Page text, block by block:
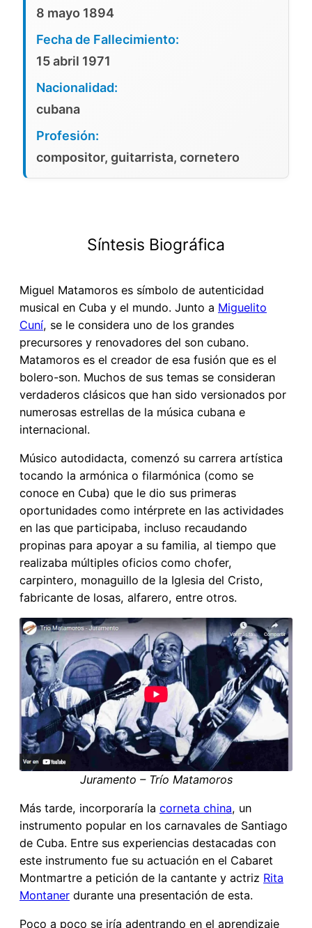
8 mayo 1894
Fecha de Fallecimiento:
15 abril 1971
Nacionalidad:
cubana
Profesión:
compositor, guitarrista, cornetero
Síntesis Biográfica
Miguel Matamoros es símbolo de autenticidad
musical en Cuba y el mundo. Junto a Miguelito
Cuní, se le considera uno de los grandes
precursores y renovadores del son cubano.
Matamoros es el creador de esa fusión que es el
bolero-son. Muchos de sus temas se consideran
verdaderos clásicos que han sido versionados por
numerosas estrellas de la música cubana e
internacional.
Músico autodidacta, comenzó su carrera artística
tocando la armónica o filarmónica (como se
conoce en Cuba) que le dio sus primeras
oportunidades como intérprete en las actividades
en las que participaba, incluso recaudando
propinas para apoyar a su familia, al tiempo que
realizaba múltiples oficios como chofer,
carpintero, monaguillo de la Iglesia del Cristo,
fabricante de losas, alfarero, entre otros.
Juramento – Trío Matamoros
Más tarde, incorporaría la corneta china, un
instrumento popular en los carnavales de Santiago
de Cuba. Entre sus experiencias destacadas con
este instrumento fue su actuación en el Cabaret
Montmartre a petición de la cantante y actriz Rita
Montaner durante una presentación de esta.
Poco a poco se iría adentrando en el aprendizaje